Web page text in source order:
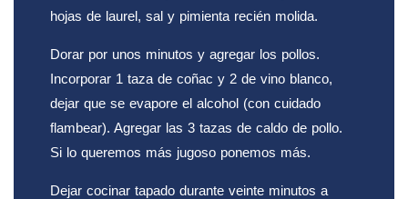
hojas de laurel, sal y pimienta recién molida.
Dorar por unos minutos y agregar los pollos.
Incorporar 1 taza de coñac y 2 de vino blanco,
dejar que se evapore el alcohol (con cuidado
flambear). Agregar las 3 tazas de caldo de pollo.
Si lo queremos más jugoso ponemos más.
Dejar cocinar tapado durante veinte minutos a